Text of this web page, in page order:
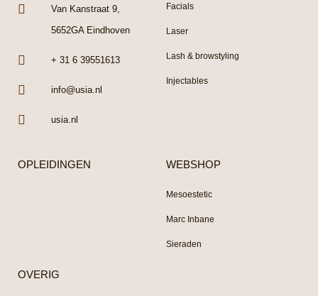
Van Kanstraat 9,
5652GA Eindhoven
+ 31 6 39551613
info@usia.nl
usia.nl
Facials
Laser
Lash & browstyling
Injectables
OPLEIDINGEN WEBSHOP
Mesoestetic
Marc Inbane
Sieraden
OVERIG